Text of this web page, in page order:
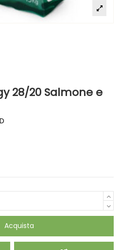
28/20 Salmone e
Acquista